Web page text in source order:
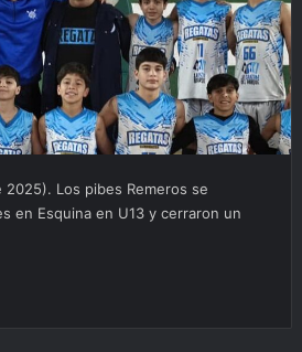
2025). Los pibes Remeros se
en Esquina en U13 y cerraron un